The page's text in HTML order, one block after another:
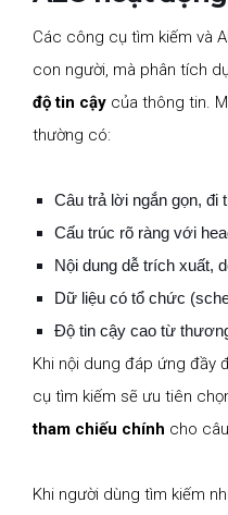
Các công cụ tìm kiếm và
con người, mà phân tích
độ tin cậy của thông tin.
thường có:
Câu trả lời ngắn gọn, đi
Cấu trúc rõ ràng với
Nội dung dễ trích xuất,
Dữ liệu có tổ chức
Độ tin cậy cao từ
Khi nội dung đáp ứng đầy
cụ tìm kiếm sẽ ưu tiên
tham chiếu chính cho
Khi người dùng tìm kiếm